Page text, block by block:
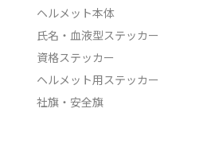
ヘルメット本体
氏名・血液型ステッカー
資格ステッカー
ヘルメット用ステッカー
社旗・安全旗